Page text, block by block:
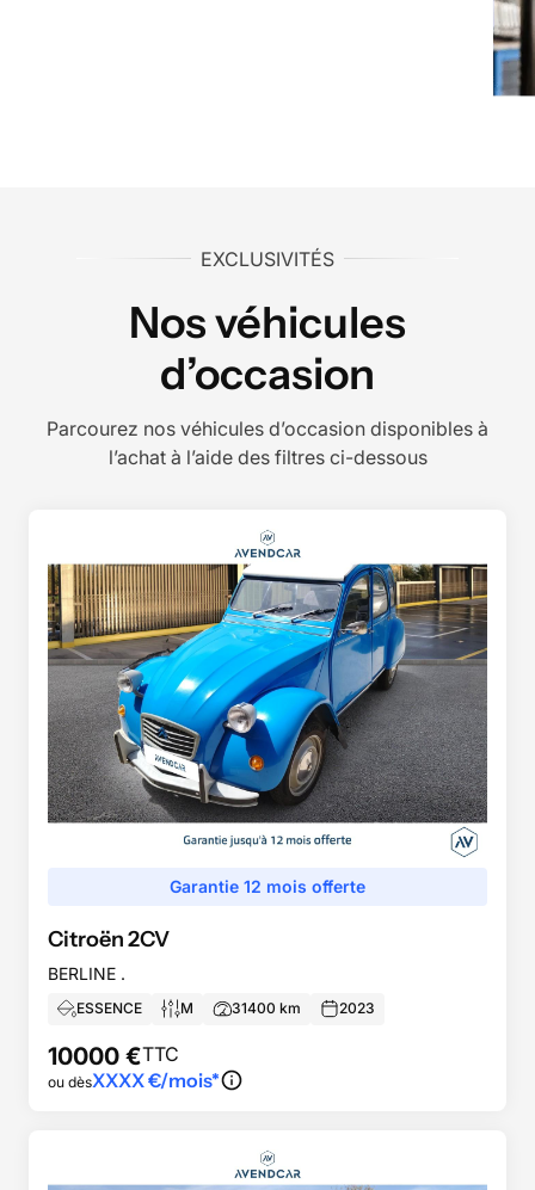
EXCLUSIVITÉS
Nos véhicules
d’occasion
Parcourez nos véhicules d’occasion disponibles à
l’achat à l’aide des filtres ci-dessous
Garantie 12 mois offerte
Citroën2CV
BERLINE .
ESSENCE M 31400 km 2023
10000 €TTC
ou dèsXXXX€/mois*